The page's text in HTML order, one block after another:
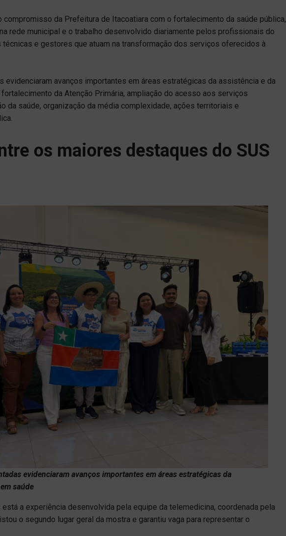
da Prefeitura de Itacoatiara com o fortalecimento da saúde pública,
rede municipal e o trabalho desenvolvido diariamente pelos profissionais do
técnicas e gestores que atuam na transformação dos serviços oferecidos à
evidenciaram avanços importantes em áreas estratégicas da assistência e da
da Atenção Primária, ampliação do acesso aos serviços
da saúde, organização da média complexidade, ações territoriais e
os maiores destaques do SUS
evidenciaram avanços importantes em áreas estratégicas da
saúde
a experiência desenvolvida pela equipe da telemedicina, coordenada pela
o segundo lugar geral da mostra e garantiu vaga para representar o